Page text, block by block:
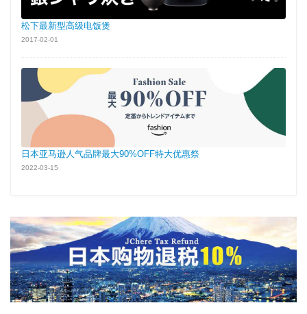
松下最新型高级电饭煲
2017-02-01
日本亚马逊人气品牌最大90%OFF特大优惠祭
2022-03-15